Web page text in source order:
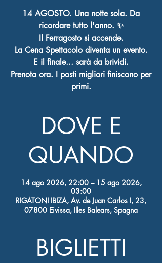
14 AGOSTO. Una notte sola. Da
ricordare tutto l'anno. ✨
Il Ferragosto si accende.
La Cena Spettacolo diventa un evento.
E il finale... sarà da brividi.
Prenota ora. I posti migliori finiscono per
primi.
DOVE E
QUANDO
14 ago 2026, 22:00 – 15 ago 2026,
03:00
RIGATONI IBIZA, Av. de Juan Carlos I, 23,
07800 Eivissa, Illes Balears, Spagna
BIGLIETTI